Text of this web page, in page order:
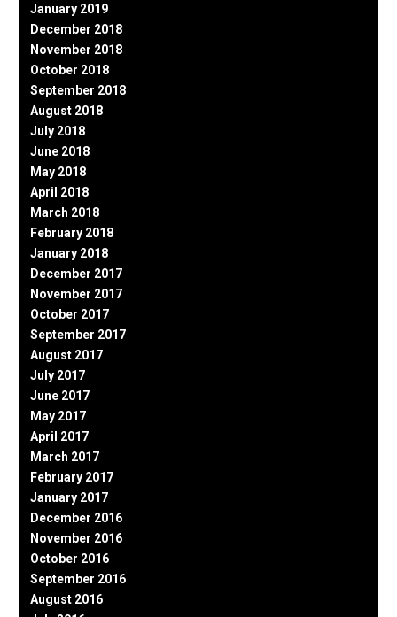
January 2019
December 2018
November 2018
October 2018
September 2018
August 2018
July 2018
June 2018
May 2018
April 2018
March 2018
February 2018
January 2018
December 2017
November 2017
October 2017
September 2017
August 2017
July 2017
June 2017
May 2017
April 2017
March 2017
February 2017
January 2017
December 2016
November 2016
October 2016
September 2016
August 2016